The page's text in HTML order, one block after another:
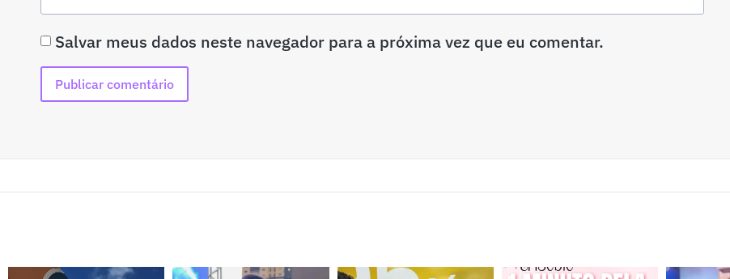
Salvar meus dados neste navegador para a próxima vez que eu comentar.